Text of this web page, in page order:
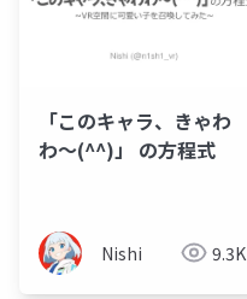
「このキャラ、きゃわ
わ～(^^)」 の方程式
Nishi 9.3K